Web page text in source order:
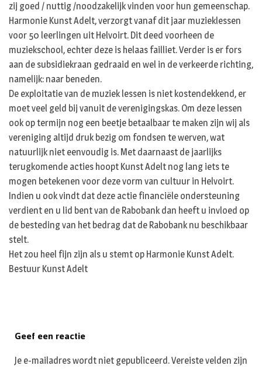
zij goed / nuttig /noodzakelijk vinden voor hun gemeenschap.
Harmonie Kunst Adelt, verzorgt vanaf dit jaar muzieklessen
voor 50 leerlingen uit Helvoirt. Dit deed voorheen de
muziekschool, echter deze is helaas failliet. Verder is er fors
aan de subsidiekraan gedraaid en wel in de verkeerde richting,
namelijk: naar beneden.
De exploitatie van de muziek lessen is niet kostendekkend, er
moet veel geld bij vanuit de verenigingskas. Om deze lessen
ook op termijn nog een beetje betaalbaar te maken zijn wij als
vereniging altijd druk bezig om fondsen te werven, wat
natuurlijk niet eenvoudig is. Met daarnaast de jaarlijks
terugkomende acties hoopt Kunst Adelt nog lang iets te
mogen betekenen voor deze vorm van cultuur in Helvoirt.
Indien u ook vindt dat deze actie financiële ondersteuning
verdient en u lid bent van de Rabobank dan heeft u invloed op
de besteding van het bedrag dat de Rabobank nu beschikbaar
stelt.
Het zou heel fijn zijn als u stemt op Harmonie Kunst Adelt.
Bestuur Kunst Adelt
Geef een reactie
Je e-mailadres wordt niet gepubliceerd.Vereiste velden zijn